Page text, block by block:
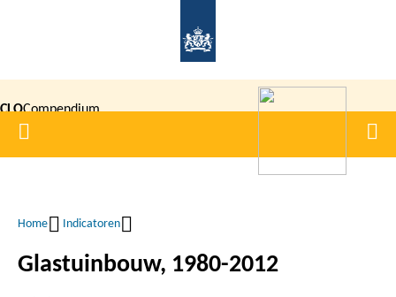
inhoud
gaan
CLOCompendium
voor de
Home
Kruimelpad
Home Indicatoren
Glastuinbouw, 1980-2012